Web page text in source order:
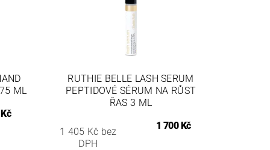
ML
RUTHIE BELLE LASH SERUM
PEPTIDOVÉ SÉRUM NA RŮST
ŘAS 3 ML
1 405 Kč bez
DPH
1 700 Kč